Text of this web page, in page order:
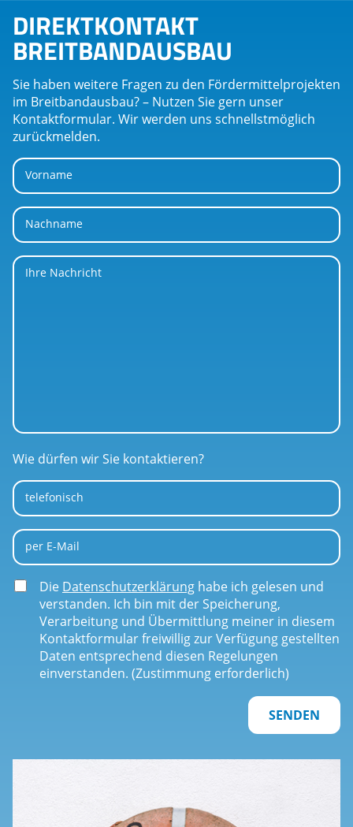
DIREKTKONTAKT
BREITBANDAUSBAU
Sie haben weitere Fragen zu den Fördermittelprojekten
im Breitbandausbau? – Nutzen Sie gern unser
Kontaktformular. Wir werden uns schnellstmöglich
zurückmelden.
Vorname
Nachname
Ihre Nachricht
Wie dürfen wir Sie kontaktieren?
telefonisch
per E-Mail
Die Datenschutzerklärung habe ich gelesen und
verstanden. Ich bin mit der Speicherung,
Verarbeitung und Übermittlung meiner in diesem
Kontaktformular freiwillig zur Verfügung gestellten
Daten entsprechend diesen Regelungen
einverstanden. (Zustimmung erforderlich)